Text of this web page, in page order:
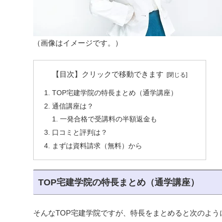
（画像はイメージです。）
【目次】クリックで移動できます
TOP宅建学院の特長まとめ（通学講座）
通信講座は？
一発合格で受講料の半額返金も
口コミと評判は？
まずは資料請求（無料）から
TOP宅建学院の特長まとめ（通学講座）
そんなTOP宅建学院ですが、特長をまとめると次のよう